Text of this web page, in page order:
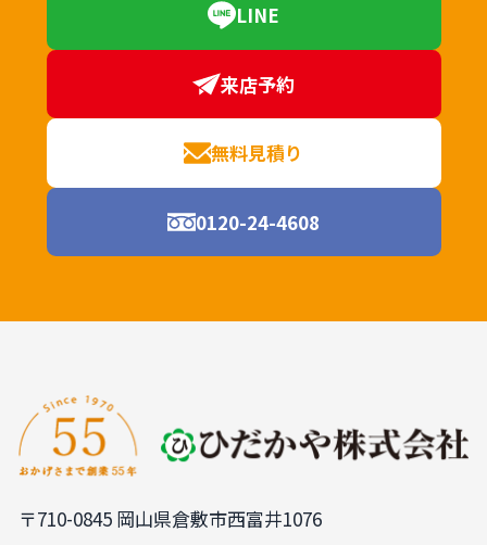
LINE
来店予約
無料見積り
0120-24-4608
〒710-0845 岡山県倉敷市西富井1076